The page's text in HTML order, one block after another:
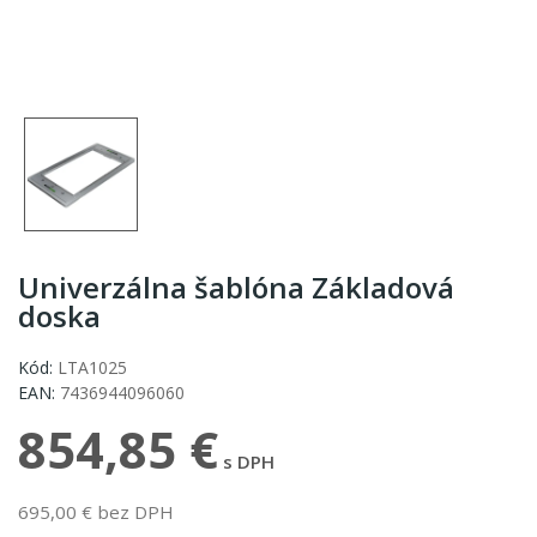
Univerzálna šablóna Základová
doska
Kód: LTA1025
EAN: 7436944096060
854,85 € s DPH
695,00 € bez DPH